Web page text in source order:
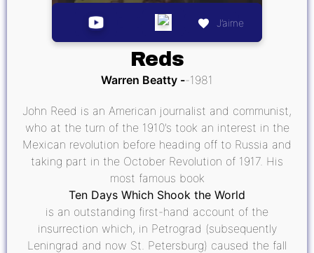
J’aime
Reds
Warren Beatty 1981
John Reed is an American journalist and communist,
who at the turn of the 1910’s took an interest in the
Mexican revolution before heading off to Russia and
taking part in the October Revolution of 1917. His
most famous book
Ten Days Which Shook the World
is an outstanding first-hand account of the
insurrection which, in Petrograd (subsequently
Leningrad and now St. Petersburg) caused the fall